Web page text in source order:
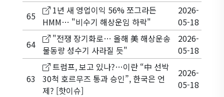
65
1년 새 영업이익 56% 쪼그라든
HMM… "비수기 해상운임 하락"
2026-
05-18
64
"전쟁 장기화로… 올해 美 해상운송
물동량 성수기 사라질 듯"
2026-
05-18
63
트럼프, 보고 있나?…이란 “中 선박
30척 호르무즈 통과 승인”, 한국은 언
제? [핫이슈]
2026-
05-18